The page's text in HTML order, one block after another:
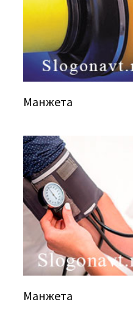
Манжета
Манжета